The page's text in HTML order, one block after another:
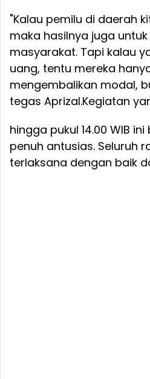
"Kalau pemilu di daerah
maka hasilnya juga
masyarakat. Tapi kalau
uang, tentu mereka
mengembalikan modal,
tegas Aprizal.Kegiatan
hingga pukul 14.00 WIB
penuh antusias. Seluruh
terlaksana dengan baik